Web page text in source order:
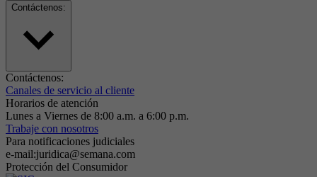
Contáctenos:
Contáctenos:
Canales de servicio al cliente
Horarios de atención
Lunes a Viernes de 8:00 a.m. a 6:00 p.m.
Trabaje con nosotros
Para notificaciones judiciales
e-mail:juridica@semana.com
Protección del Consumidor